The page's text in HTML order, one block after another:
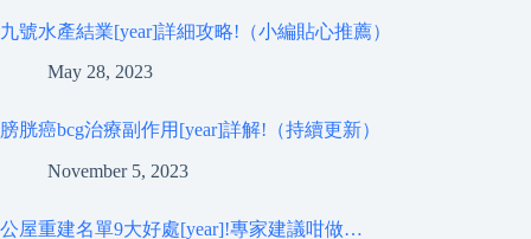
九號水產結業[year]詳細攻略!（小編貼心推薦）
May 28, 2023
膀胱癌bcg治療副作用[year]詳解!（持續更新）
November 5, 2023
公屋重建名單9大好處[year]!專家建議咁做…